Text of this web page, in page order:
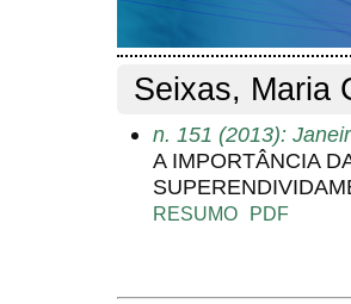
Perfil do autor
Seixas, Maria
n. 151 (2013):
A IMPORTÂNCIA
RESUMO PDF